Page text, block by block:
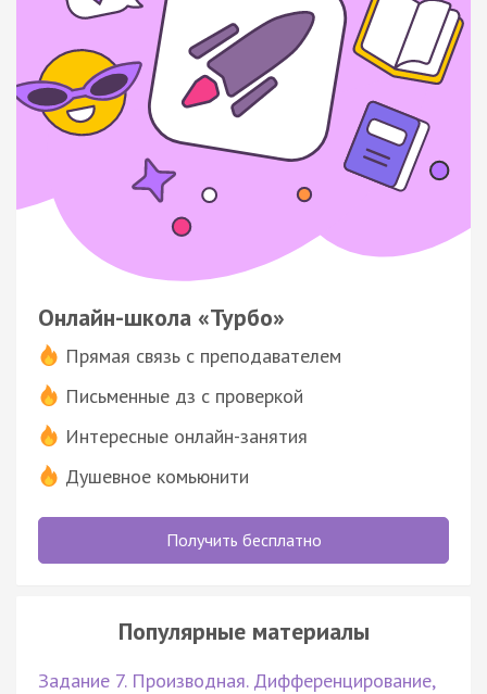
Онлайн-школа «Турбо»
Прямая связь с преподавателем
Письменные дз с проверкой
Интересные онлайн-занятия
Душевное комьюнити
Получить бесплатно
Популярные материалы
Задание 7. Производная. Дифференцирование,